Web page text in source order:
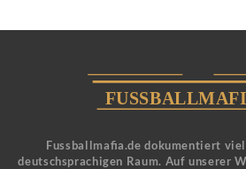
Fussballmafia.de dokumentiert
deutschsprachigen Raum. Auf unserer